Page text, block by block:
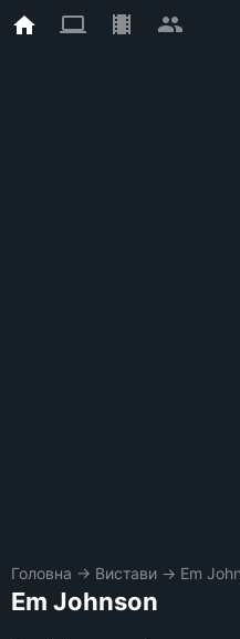
Головна → Вистави → Em
Em Johnson